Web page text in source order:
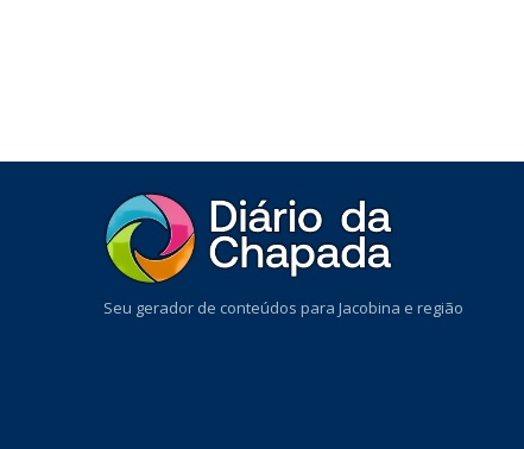
Seu gerador de conteúdos para Jacobina e região